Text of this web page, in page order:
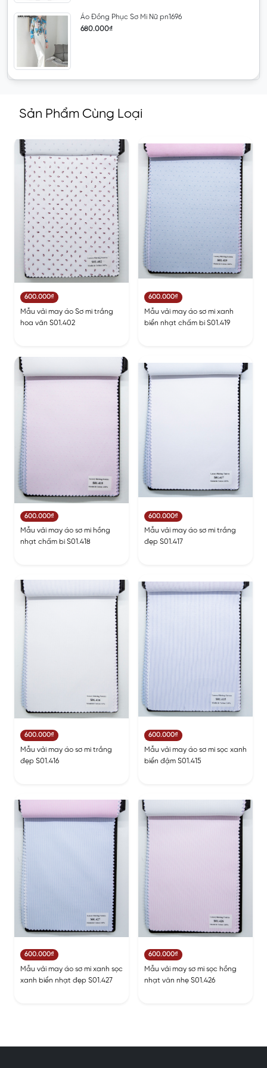
Áo Đồng Phục Sơ Mi Nữ pn1696
680.000₫
Sản Phẩm Cùng Loại
600.000₫
Mẫu vải may áo Sơ mi trắng
hoa văn S01.402
600.000₫
Mẫu vải may áo sơ mi xanh
biển nhạt chấm bi S01.419
600.000₫
Mẫu vải may áo sơ mi hồng
nhạt chấm bi S01.418
600.000₫
Mẫu vải may áo sơ mi trắng
đẹp S01.417
600.000₫
Mẫu vải may áo sơ mi trắng
đẹp S01.416
600.000₫
Mẫu vải may áo sơ mi sọc xanh
biển đậm S01.415
600.000₫
Mẫu vải may áo sơ mi xanh sọc
xanh biển nhạt đẹp S01.427
600.000₫
Mẫu vải may sơ mi sọc hồng
nhạt vân nhẹ S01.426